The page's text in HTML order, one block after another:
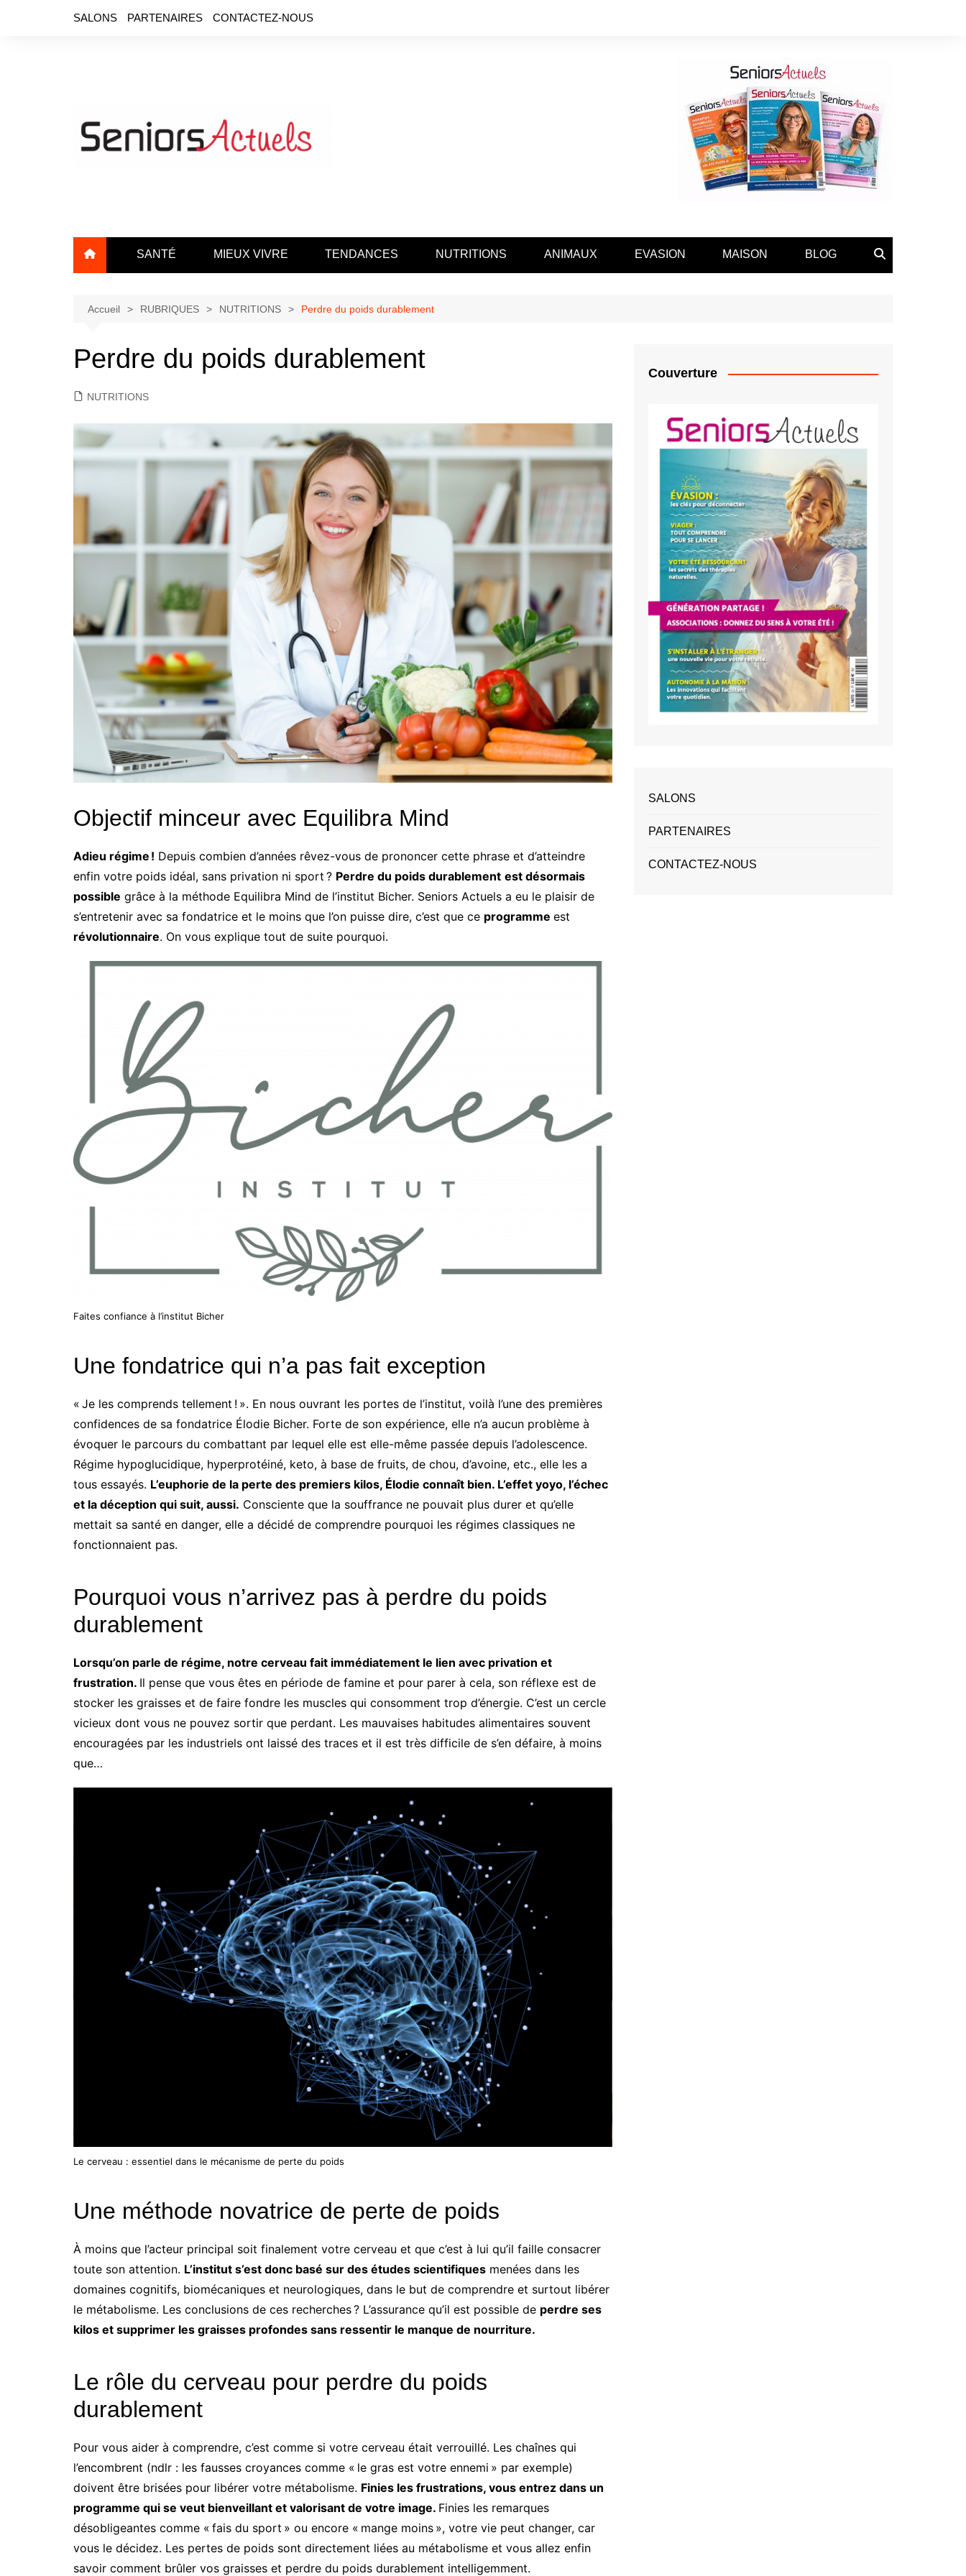
SALONS PARTENAIRES CONTACTEZ-NOUS
SANTÉ MIEUX VIVRE TENDANCES NUTRITIONS ANIMAUX EVASION MAISON BLOG
Accueil RUBRIQUES NUTRITIONS Perdre du poids durablement
Perdre du poids durablement
NUTRITIONS
Objectif minceur avec Equilibra Mind
Adieu régime ! Depuis combien d’années rêvez-vous de prononcer cette phrase et d’atteindre
enfin votre poids idéal, sans privation ni sport ? Perdre du poids durablement est désormais
possible grâce à la méthode Equilibra Mind de l’institut Bicher. Seniors Actuels a eu le plaisir de
s’entretenir avec sa fondatrice et le moins que l’on puisse dire, c’est que ce programme est
révolutionnaire. On vous explique tout de suite pourquoi.
Faites confiance à l’institut Bicher
Une fondatrice qui n’a pas fait exception
« Je les comprends tellement ! ». En nous ouvrant les portes de l’institut, voilà l’une des premières
confidences de sa fondatrice Élodie Bicher. Forte de son expérience, elle n’a aucun problème à
évoquer le parcours du combattant par lequel elle est elle-même passée depuis l’adolescence.
Régime hypoglucidique, hyperprotéiné, keto, à base de fruits, de chou, d’avoine, etc., elle les a
tous essayés. L’euphorie de la perte des premiers kilos, Élodie connaît bien. L’effet yoyo, l’échec
et la déception qui suit, aussi. Consciente que la souffrance ne pouvait plus durer et qu’elle
mettait sa santé en danger, elle a décidé de comprendre pourquoi les régimes classiques ne
fonctionnaient pas.
Pourquoi vous n’arrivez pas à perdre du poids
durablement
Lorsqu’on parle de régime, notre cerveau fait immédiatement le lien avec privation et
frustration. Il pense que vous êtes en période de famine et pour parer à cela, son réflexe est de
stocker les graisses et de faire fondre les muscles qui consomment trop d’énergie. C’est un cercle
vicieux dont vous ne pouvez sortir que perdant. Les mauvaises habitudes alimentaires souvent
encouragées par les industriels ont laissé des traces et il est très difficile de s’en défaire, à moins
que…
Le cerveau : essentiel dans le mécanisme de perte du poids
Une méthode novatrice de perte de poids
À moins que l’acteur principal soit finalement votre cerveau et que c’est à lui qu’il faille consacrer
toute son attention. L’institut s’est donc basé sur des études scientifiques menées dans les
domaines cognitifs, biomécaniques et neurologiques, dans le but de comprendre et surtout libérer
le métabolisme. Les conclusions de ces recherches ? L’assurance qu’il est possible de perdre ses
kilos et supprimer les graisses profondes sans ressentir le manque de nourriture.
Le rôle du cerveau pour perdre du poids
durablement
Pour vous aider à comprendre, c’est comme si votre cerveau était verrouillé. Les chaînes qui
l’encombrent (ndlr : les fausses croyances comme « le gras est votre ennemi » par exemple)
doivent être brisées pour libérer votre métabolisme. Finies les frustrations, vous entrez dans un
programme qui se veut bienveillant et valorisant de votre image. Finies les remarques
désobligeantes comme « fais du sport » ou encore « mange moins », votre vie peut changer, car
vous le décidez. Les pertes de poids sont directement liées au métabolisme et vous allez enfin
savoir comment brûler vos graisses et perdre du poids durablement intelligemment.
Couverture
SALONS
PARTENAIRES
CONTACTEZ-NOUS